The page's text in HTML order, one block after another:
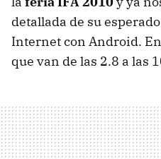
detallada de su
Internet con Android.
que van de las 2.8 a las